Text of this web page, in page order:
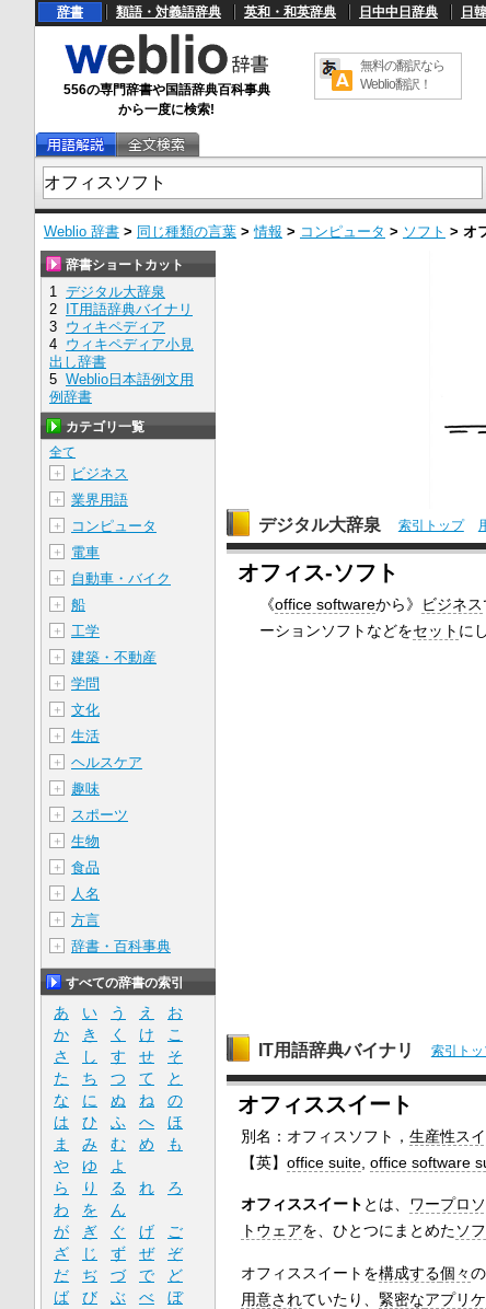
辞書 類語・対義語辞典 英和・和英辞典 日中中日辞典 日
556の専門辞書や国語辞典百科事典
から一度に検索!
無料の翻訳なら
Weblio翻訳！
Weblio 辞書 > 同じ種類の言葉 >情報 > コンピュータ > ソフト > オ
デジタル大辞泉 索引トップ
オフィス‐ソフト
《office softwareから》 ビジネス
ーションソフトなどをセット に
IT用語辞典バイナリ 索引トッ
オフィススイート
別名：オフィスソフト， 生産性ス
【英】 office suite, office software
オフィススイート とは、 ワープロ
トウェアを、ひとつにまとめたソ
オフィススイートを構成する個々の
用意されていたり、 緊密なアプリ
辞書ショートカット
1 デジタル大辞泉
2
IT用語辞典バイナリ
3 ウィキペディア
4 ウィキペディア小見
出し辞書
5 Weblio日本語例文用
例辞書
カテゴリ一覧
全て
＋
ビジネス
＋ 業界用語
＋ コンピュータ
＋ 電車
＋ 自動車・バイク
＋ 船
＋ 工学
＋ 建築・不動産
＋ 学問
＋ 文化
＋ 生活
＋ ヘルスケア
＋ 趣味
＋ スポーツ
＋ 生物
＋ 食品
＋ 人名
＋ 方言
＋ 辞書・百科事典
すべての辞書の索引
あ い う え
お
か
き く け
こ
さ
し す せ
そ
た
ち つ て
と
な
に ぬ ね
の
は
ひ ふ へ
ほ
ま
み む め
も
や
ゆ
よ
ら
り る れ
ろ
わ
を
ん
が
ぎ ぐ げ
ご
ざ
じ ず ぜ
ぞ
だ
ぢ づ で
ど
ば
び ぶ べ
ぼ